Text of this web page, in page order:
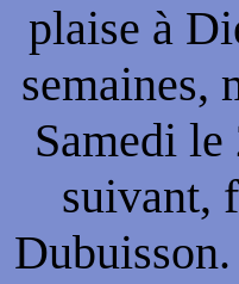
plaise à
semaines,
Samedi
suivant,